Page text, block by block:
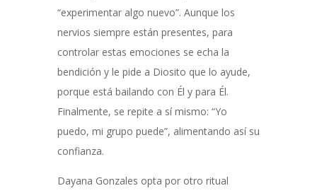
“experimentar algo nuevo”. Aunque los
nervios siempre están presentes, para
controlar estas emociones se echa la
bendición y le pide a Diosito que lo ayude,
porque está bailando con Él y para Él.
Finalmente, se repite a sí mismo: “Yo
puedo, mi grupo puede”, alimentando así su
confianza.
Dayana Gonzales opta por otro ritual